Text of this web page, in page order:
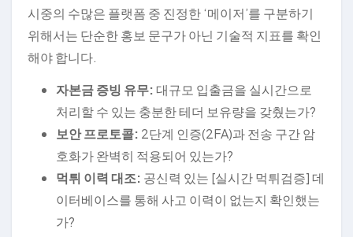
시중의 수많은 플랫폼 중 진정한 ‘메이저’를 구분하기
위해서는 단순한 홍보 문구가 아닌 기술적 지표를 확인
해야 합니다.
자본금 증빙 유무:대규모 입출금을 실시간으로
처리할 수 있는 충분한 테더 보유량을 갖췄는가?
보안 프로토콜: 2단계 인증(2FA)과 전송 구간 암
호화가 완벽히 적용되어 있는가?
먹튀 이력 대조: 공신력 있는 [실시간 먹튀검증] 데
이터베이스를 통해 사고 이력이 없는지 확인했는
가?